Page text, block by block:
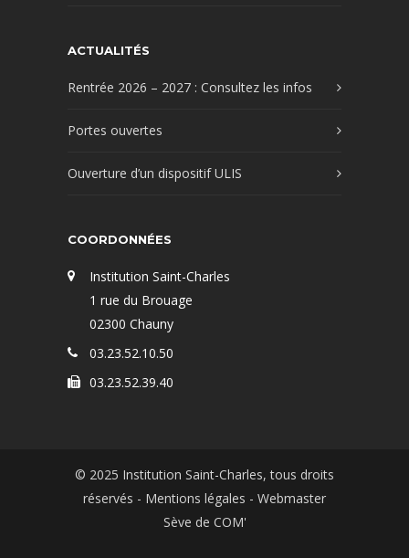
ACTUALITÉS
Rentrée 2026 – 2027 : Consultez les infos
Portes ouvertes
Ouverture d’un dispositif ULIS
COORDONNÉES
Institution Saint-Charles
1 rue du Brouage
02300 Chauny
03.23.52.10.50
03.23.52.39.40
© 2025 Institution Saint-Charles, tous droits
réservés - Mentions légales - Webmaster
Sève de COM'